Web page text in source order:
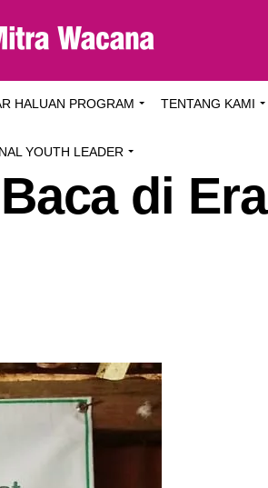
HALUAN PROGRAM TENTANG KAMI
YOUTH LEADER
di Era